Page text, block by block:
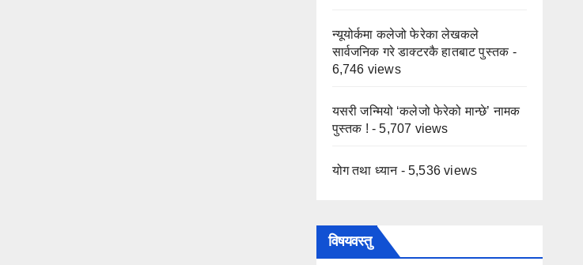
न्यूयोर्कमा कलेजो फेरेका लेखकले
सार्वजनिक गरे डाक्टरकै हातबाट पुस्तक-
6,746 views
यसरी जन्मियो ‘कलेजो फेरेको मान्छे’ नामक
पुस्तक ! - 5,707 views
योग तथा ध्यान- 5,536 views
विषयवस्तु